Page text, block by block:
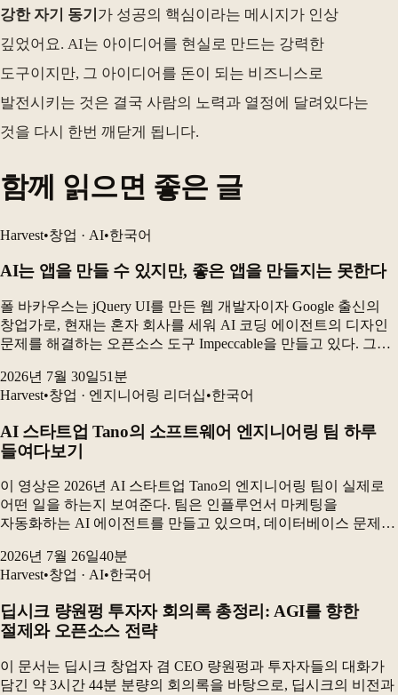
강한 자기 동기 가 성공의 핵심이라는 메시지가 인상
깊었어요. AI는 아이디어를 현실로 만드는 강력한
도구이지만, 그 아이디어를 돈이 되는 비즈니스로
발전시키는 것은 결국 사람의 노력과 열정에 달려있다는
것을 다시 한번 깨닫게 됩니다.
함께 읽으면 좋은 글
Harvest•창업 · AI•한국어
AI는 앱을 만들 수 있지만, 좋은 앱을 만들지는 못한다
폴 바카우스는 jQuery UI를 만든 웹 개발자이자 Google 출신의
창업가로, 현재는 혼자 회사를 세워 AI 코딩 에이전트의 디자인
문제를 해결하는 오픈소스 도구 Impeccable을 만들고 있다. 그는
창의성보다 “무엇을 하지...
2026년 7월 30일51 분
Harvest•창업 · 엔지니어링 리더십•한국어
AI 스타트업 Tano의 소프트웨어 엔지니어링 팀 하루
들여다보기
이 영상은 2026년 AI 스타트업 Tano의 엔지니어링 팀이 실제로
어떤 일을 하는지 보여준다. 팀은 인플루언서 마케팅을
자동화하는 AI 에이전트를 만들고 있으며, 데이터베이스 문제를
제품을 빠르게 개발하고 있다. 가장 큰 변...
2026년 7월 26일40분
Harvest•창업 · AI•한국어
딥시크 량원펑 투자자 회의록 총정리: AGI를 향한
절제와 오픈소스 전략
이 문서는 딥시크 창업자 겸 CEO 량원펑과 투자자들의 대화가
담긴 약 3시간 44분 분량의 회의록을 바탕으로, 딥시크의 비전과